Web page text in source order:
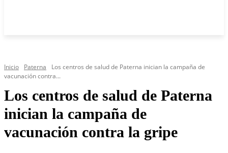
Inicio Paterna
Los centros de salud de Paterna inician la campaña de
vacunación contra...
Los centros de salud de Paterna
inician la campaña de
vacunación contra la gripe